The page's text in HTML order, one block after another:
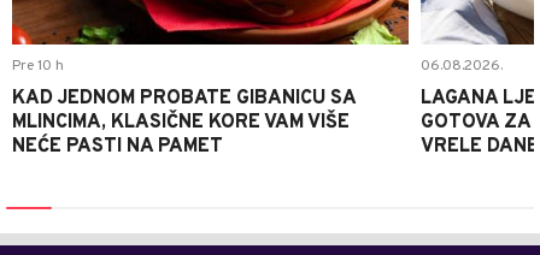
Pre 10 h
KAD JEDNOM PROBATE GIBANICU SA
MLINCIMA, KLASIČNE KORE VAM VIŠE
NEĆE PASTI NA PAMET
06.08.2026.
LAGANA
GOTOVA ZA
VRELE DANE